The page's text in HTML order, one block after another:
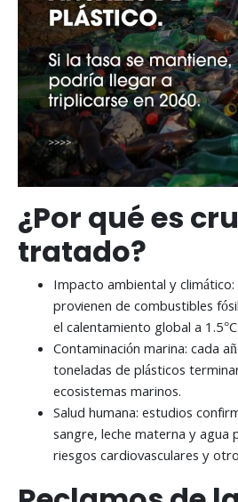
¿Por qué es
tratado?
Impacto ambiental y
provienen de combustibles
el calentamiento global a 1.5°C.
Contaminación marina: cada
toneladas de plásticos
ecosistemas marinos.
Salud humana: estudios
sangre, leche materna y agua
riesgos cardiovasculares y